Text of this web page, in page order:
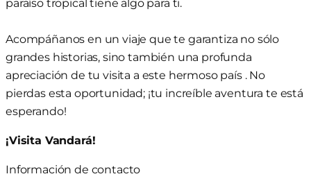
Acompáñanos en un viaje que te garantiza no sólo
grandes historias, sino también una profunda
apreciación de tu visita a este hermoso país . No
pierdas esta oportunidad; ¡tu increíble aventura te está
esperando!
¡Visita Vandará!
Información de contacto